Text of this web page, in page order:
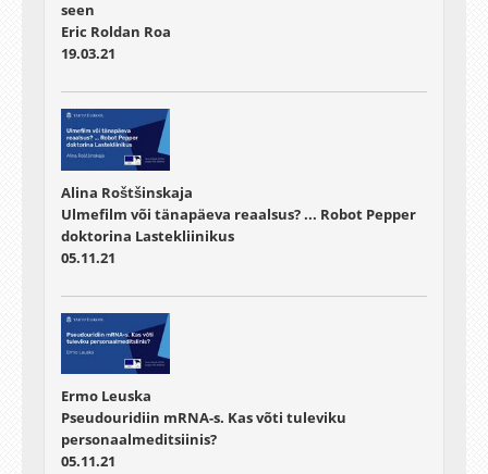
seen
Eric Roldan Roa
19.03.21
Alina Roštšinskaja
Ulmefilm või tänapäeva reaalsus? ... Robot Pepper
doktorina Lastekliinikus
05.11.21
Ermo Leuska
Pseudouridiin mRNA-s. Kas võti tuleviku
personaalmeditsiinis?
05.11.21